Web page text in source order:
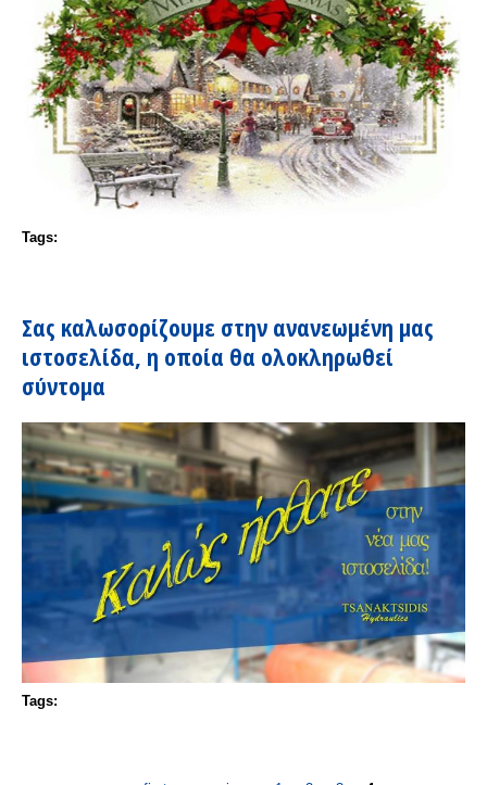
Tags:
Σας καλωσορίζουμε στην ανανεωμένη μας
ιστοσελίδα, η οποία θα ολοκληρωθεί
σύντομα
Tags: